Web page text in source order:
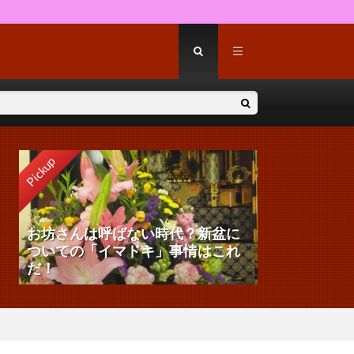
Pickup
お坊さんは呼ばない時代？新盆に
ついての「イマドキ」事情はこれ
だ！